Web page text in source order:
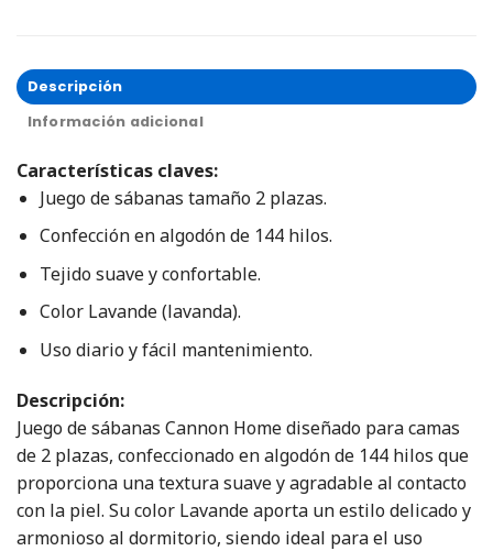
Descripción
Información adicional
Características claves:
Juego de sábanas tamaño 2 plazas.
Confección en algodón de 144 hilos.
Tejido suave y confortable.
Color Lavande (lavanda).
Uso diario y fácil mantenimiento.
Descripción:
Juego de sábanas Cannon Home diseñado para camas
de 2 plazas, confeccionado en algodón de 144 hilos que
proporciona una textura suave y agradable al contacto
con la piel. Su color Lavande aporta un estilo delicado y
armonioso al dormitorio, siendo ideal para el uso